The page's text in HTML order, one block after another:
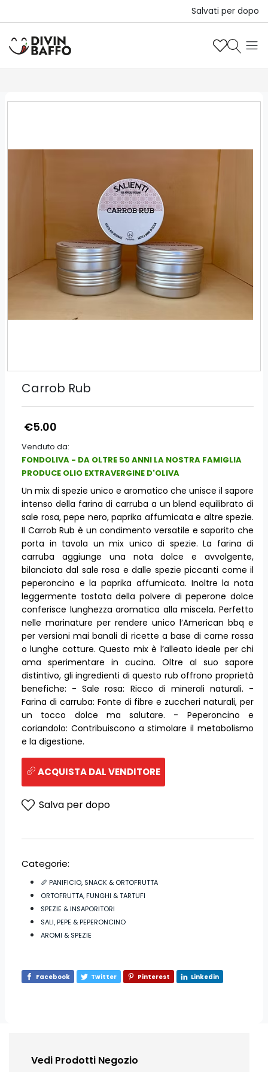
Salvati per dopo
Carrob Rub
€5.00
Venduto da:
FONDOLIVA - DA OLTRE 50 ANNI LA NOSTRA FAMIGLIA
PRODUCE OLIO EXTRAVERGINE D'OLIVA
Un mix di spezie unico e aromatico che unisce il sapore
intenso della farina di carruba a un blend equilibrato di
sale rosa, pepe nero, paprika affumicata e altre spezie.
Il Carrob Rub è un condimento versatile e saporito che
porta in tavola un mix unico di spezie. La farina di
carruba aggiunge una nota dolce e avvolgente,
bilanciata dal sale rosa e dalle spezie piccanti come il
peperoncino e la paprika affumicata. Inoltre la nota
leggermente tostata della polvere di peperone dolce
conferisce lunghezza aromatica alla miscela. Perfetto
nelle marinature per rendere unico l’American bbq e
per versioni mai banali di ricette a base di carne rossa
o lunghe cotture. Questo mix è l’alleato ideale per chi
ama sperimentare in cucina. Oltre al suo sapore
distintivo, gli ingredienti di questo rub offrono proprietà
benefiche: - Sale rosa: Ricco di minerali naturali. -
Farina di carruba: Fonte di fibre e zuccheri naturali, per
un tocco dolce ma salutare. - Peperoncino e
coriandolo: Contribuiscono a stimolare il metabolismo
e la digestione.
ACQUISTA DAL VENDITORE
Salva per dopo
Categorie:
🥖 PANIFICIO, SNACK & ORTOFRUTTA
ORTOFRUTTA, FUNGHI & TARTUFI
SPEZIE & INSAPORITORI
SALI, PEPE & PEPERONCINO
AROMI & SPEZIE
Facebook Twitter Pinterest Linkedin
Vedi Prodotti Negozio